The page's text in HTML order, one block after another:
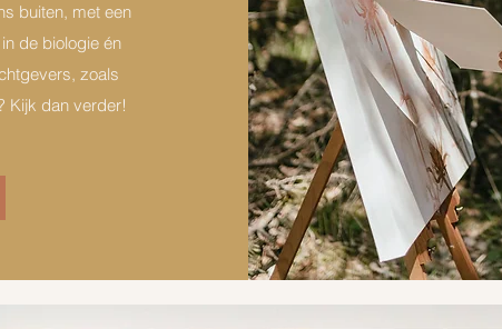
buiten, met een
de biologie én
zoals
Kijk dan verder!